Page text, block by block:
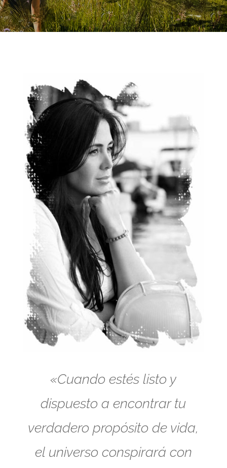
«Cuando estés listo y
dispuesto a encontrar tu
verdadero propósito de vida,
el universo conspirará con